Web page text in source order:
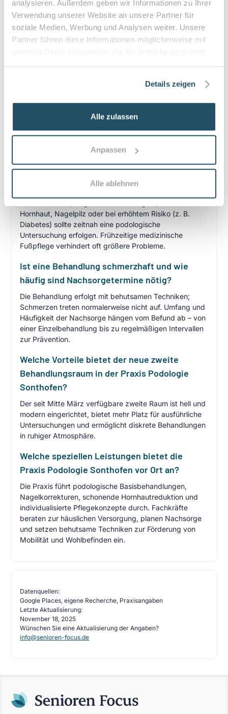
analysieren. Außerdem geben wir Informationen zu Ihrer
Verwendung unserer Website an unsere Partner für
soziale Medien, Werbung und Analysen weiter. Unsere
Partner führen diese Informationen möglicherweise mit
Details zeigen
Alle zulassen
Anpassen
Alle ablehnen
Häufige Fragen zum Praxisbesuch
Was versteht man unter Podologie bzw.
Nagelerkrankungen zur Schmerzlinderung,
Infektionsvermeidung und Erhaltung der Mobilität. Dazu
Beratung zur häuslichen Versorgung.
Wann sollte Patient:innen eine podologische
Behandlung in Anspruch nehmen?
Hornhaut, Nagelpilz oder bei erhöhtem Risiko (z. B.
Diabetes) sollte zeitnah eine podologische
Untersuchung erfolgen. Frühzeitige medizinische
Fußpflege verhindert oft größere Probleme.
Ist eine Behandlung schmerzhaft und wie
häufig sind Nachsorgetermine nötig?
Die Behandlung erfolgt mit behutsamen Techniken;
Schmerzen treten normalerweise nicht auf. Umfang und
Häufigkeit der Nachsorge hängen vom Befund ab – von
einer Einzelbehandlung bis zu regelmäßigen Intervallen
zur Prävention.
Welche Vorteile bietet der neue zweite
Behandlungsraum in der Praxis Podologie
Sonthofen?
Der seit Mitte März verfügbare zweite Raum ist hell und
modern eingerichtet, bietet mehr Platz für ausführliche
Untersuchungen und ermöglicht diskrete Behandlungen
in ruhiger Atmosphäre.
Welche speziellen Leistungen bietet die
Praxis Podologie Sonthofen vor Ort an?
Die Praxis führt podologische Basisbehandlungen,
Nagelkorrekturen, schonende Hornhautreduktion und
individualisierte Pflegekonzepte durch. Fachkräfte
beraten zur häuslichen Versorgung, planen Nachsorge
und setzen behutsame Techniken zur Förderung von
Mobilität und Wohlbefinden ein.
Datenquellen:
Google Places, eigene Recherche, Praxisangaben
Letzte Aktualisierung:
November 18, 2025
Wünschen Sie eine Aktualisierung der Angaben?
info@senioren-focus.de